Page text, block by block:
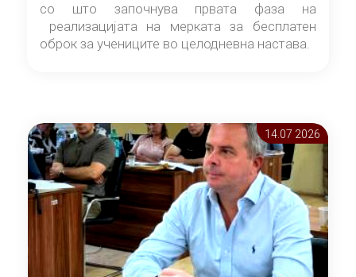
со што започнува првата фаза на
реализацијата на мерката за бесплатен
оброк за учениците во целодневна настава.
14.07 2026